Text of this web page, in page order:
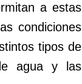
a estas
condiciones
tipos de
agua y las